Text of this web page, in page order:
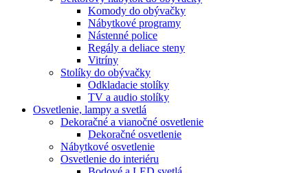
Komody do obývačky
Nábytkové programy
Nástenné police
Regály a deliace steny
Vitríny
Stolíky do obývačky
Odkladacie stolíky
TV a audio stolíky
Osvetlenie, lampy a svetlá
Dekoračné a vianočné osvetlenie
Dekoračné osvetlenie
Nábytkové osvetlenie
Osvetlenie do interiéru